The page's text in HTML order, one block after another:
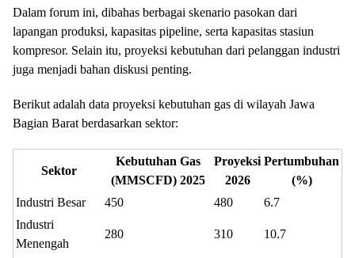
Dalam forum ini, dibahas berbagai skenario pasokan dari
lapangan produksi, kapasitas pipeline, serta kapasitas stasiun
kompresor. Selain itu, proyeksi kebutuhan dari pelanggan industri
juga menjadi bahan diskusi penting.
Berikut adalah data proyeksi kebutuhan gas di wilayah Jawa
Bagian Barat berdasarkan sektor:
Sektor
Kebutuhan Gas
(MMSCFD) 2025
Proyeksi
2026
Pertumbuhan
(%)
Industri Besar
450 480
6.7
Industri
Menengah
280 310 10.7